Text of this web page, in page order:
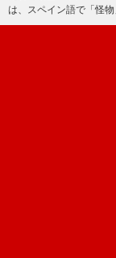
は、スペイン語で「怪